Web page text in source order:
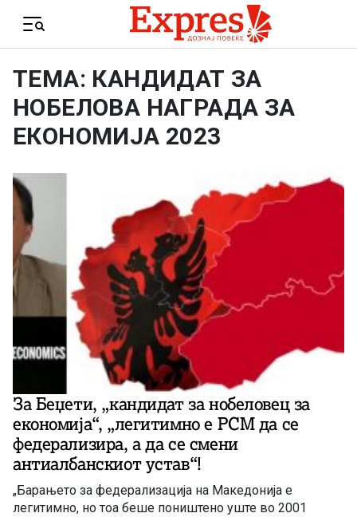
Menu
ТЕМА: КАНДИДАТ ЗА
НОБЕЛОВА НАГРАДА ЗА
ЕКОНОМИЈА 2023
За Беџети, „кандидат за нобеловец за
економија“, „легитимно е РСМ да се
федерализира, а да се смени
антиалбанскиот устав“!
„Барањето за федерализација на Македонија е
легитимно, но тоа беше поништено уште во 2001